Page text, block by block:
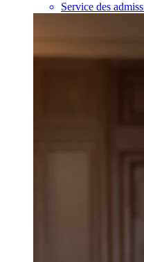
Service des